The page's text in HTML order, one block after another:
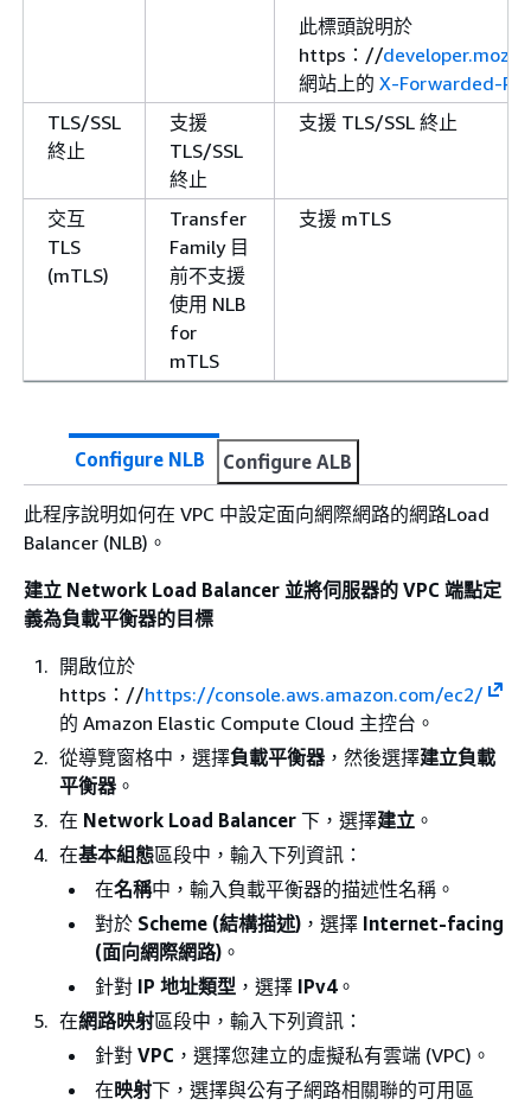
此標頭說明於
https：//
網站上的 X-Forwarded-
TLS/SSL
終止
支援
TLS/SSL
終止
支援 TLS/SSL 終止
交互
TLS
(mTLS)
Transfer
Family 目
前不支援
使用 NLB
for
mTLS
支援 mTLS
Configure NLB Configure ALB
此程序說明如何在 VPC 中設定面向網際網路的網路Load
Balancer (NLB)。
建立 Network Load Balancer 並將伺服器的 VPC 端點定
義為負載平衡器的目標
開啟位於
https：//https://console.aws.amazon.com/ec2/
的 Amazon Elastic Compute Cloud 主控台。
從導覽窗格中，選擇負載平衡器 ，然後選擇建立負載
平衡器 。
在 Network Load Balancer 下，選擇建立 。
在基本組態區段中，輸入下列資訊：
在名稱中，輸入負載平衡器的描述性名稱。
對於 Scheme (結構描述) ，選擇 Internet-facing
(面向網際網路) 。
針對 IP 地址類型 ，選擇 IPv4。
在網路映射區段中，輸入下列資訊：
針對 VPC ，選擇您建立的虛擬私有雲端 (VPC)。
在映射下，選擇與公有子網路相關聯的可用區